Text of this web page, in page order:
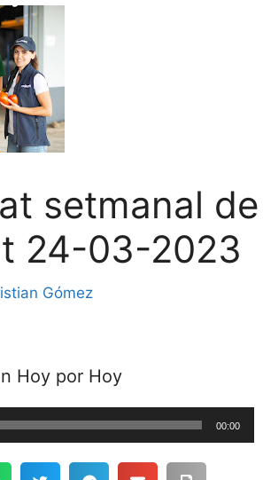
setmanal de
24-03-2023
Gómez
Hoy por Hoy
00:00